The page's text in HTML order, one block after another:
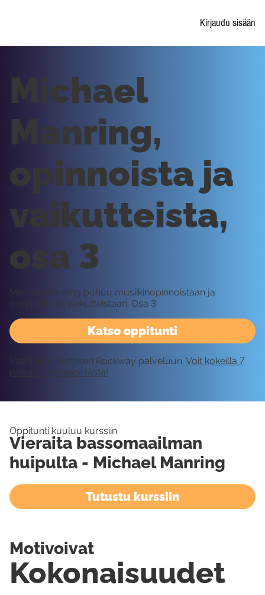
Kirjaudu sisään
Katso oppitunti
Michael
Manring,
opinnoista ja
vaikutteista,
osa 3
Michael Manring puhuu musiikinopinnoistaan ja
musiikillisista vaikutteistaan. Osa 3.
Vaatii kirjautumisen Rockway palveluun. Voit kokeilla 7
päivää ilmaiseksi tästä!
Oppitunti kuuluu kurssiin
Vieraita bassomaailman
huipulta - Michael Manring
Tutustu kurssiin
Kokonaisuudet
Motivoivat